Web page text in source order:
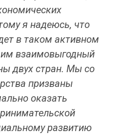
я надеюсь, что
в таком активном
взаимовыгодный
двух стран. Мы со
призваны
оказать
развитию